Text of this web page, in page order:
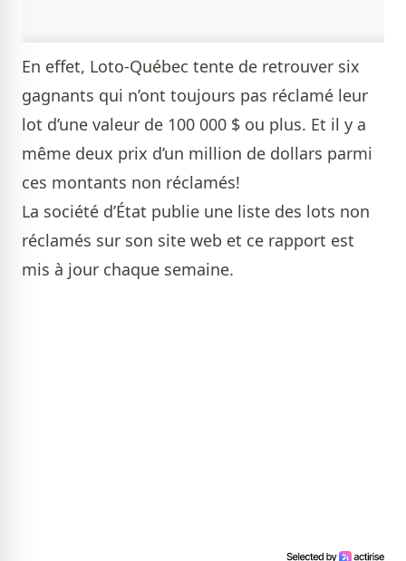
En effet, Loto-Québec tente de retrouver six
gagnants qui n’ont toujours pas réclamé leur
lot d’une valeur de 100 000 $ ou plus. Et il y a
même deux prix d’un million de dollars parmi
ces montants non réclamés!
La société d’État publie une liste des lots non
réclamés sur son site web et ce rapport est
mis à jour chaque semaine.